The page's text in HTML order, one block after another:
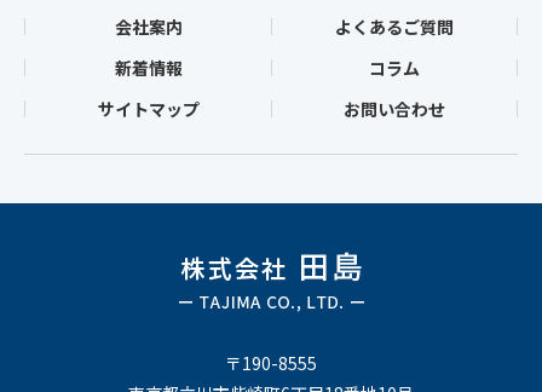
会社案内
よくあるご質問
新着情報
コラム
サイトマップ
お問い合わせ
〒190-8555